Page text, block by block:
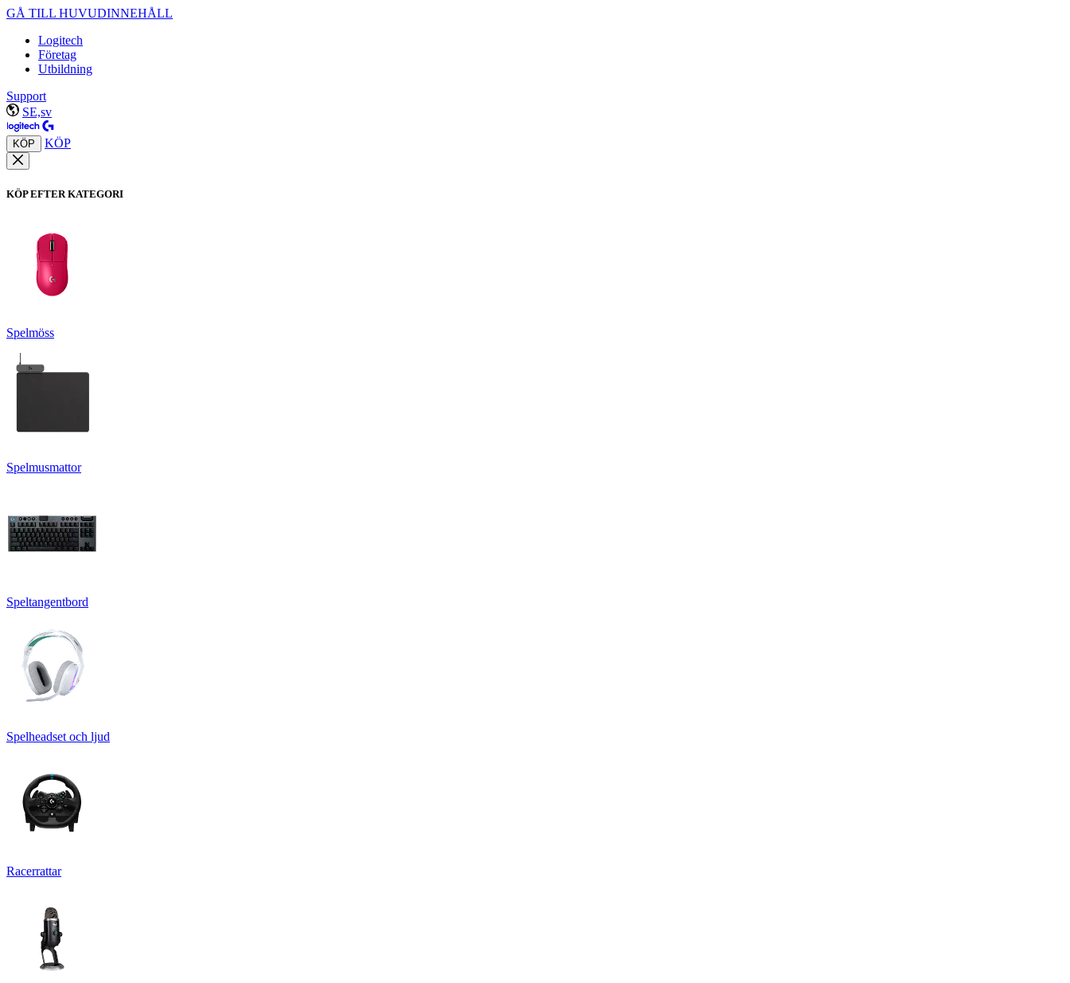
GÅ TILL HUVUDINNEHÅLL
Logitech
Företag
Utbildning
Support
SE,sv
KÖP KÖP
KÖP EFTER KATEGORI
Spelmöss
Spelmusmattor
Speltangentbord
Spelheadset och ljud
Racerrattar